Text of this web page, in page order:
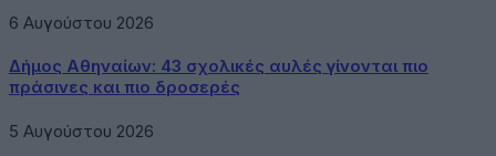
6 Αυγούστου 2026
Δήμος Αθηναίων: 43 σχολικές αυλές γίνονται πιο
πράσινες και πιο δροσερές
5 Αυγούστου 2026